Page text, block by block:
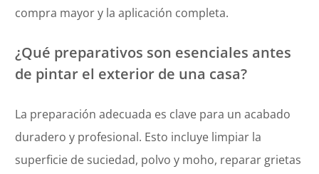
compra mayor y la aplicación completa.
¿Qué preparativos son esenciales antes
de pintar el exterior de una casa?
La preparación adecuada es clave para un acabado
duradero y profesional. Esto incluye limpiar la
superficie de suciedad, polvo y moho, reparar grietas